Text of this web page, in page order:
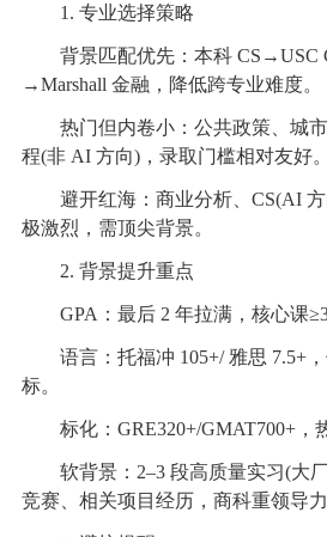
1. 专业选择策略
背景匹配优先：本科 CS→USC
→Marshall 金融，降低跨专业难度。
热门但内卷小：公共政策、城市
程(非 AI 方向)，录取门槛相对友好。
避开红海：商业分析、CS(AI 方
极激烈，需顶尖背景。
2. 背景提升重点
GPA：最后 2 年拉满，核心课
语言：托福冲 105+/ 雅思 7.5+，
标。
标化：GRE320+/GMAT700+，
软背景：2–3 段高质量实习(大厂
竞赛、相关项目经历，商科重领导